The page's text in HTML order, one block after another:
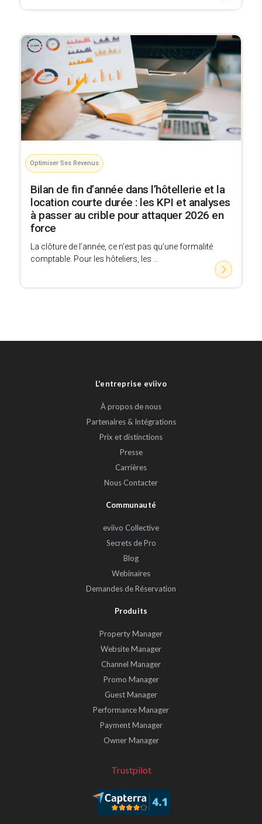
Optimiser Ses Revenus
Bilan de fin d’année dans l’hôtellerie et la
location courte durée : les KPI et analyses
à passer au crible pour attaquer 2026 en
force
La clôture de l’année, ce n’est pas qu’une formalité
comptable. Pour les hôteliers, les ...
L'entreprise eviivo
À propos de nous
Partenaires & Intégrations
Prix et distinctions
Presse
Carrières
Nous Contacter
Communauté
eviivo Collective
Secrets de Pro
Blog
Webinaires
Demandes de Réservation
Produits
Property Manager
Website Manager
Channel Manager
Promo Manager
Guest Manager
Performance Manager
Payment Manager
Owner Manager
Trustpilot